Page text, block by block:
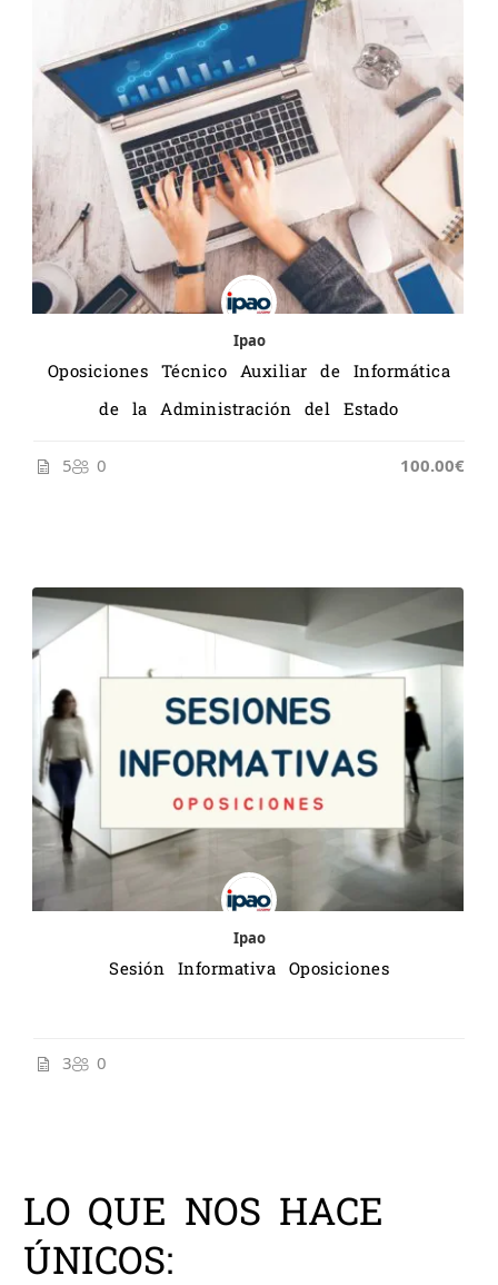
Ipao
Oposiciones Técnico Auxiliar de Informática
de la Administración del Estado
5 0 100.00€
Ipao
Sesión Informativa Oposiciones
3 0
LO QUE NOS HACE
ÚNICOS: